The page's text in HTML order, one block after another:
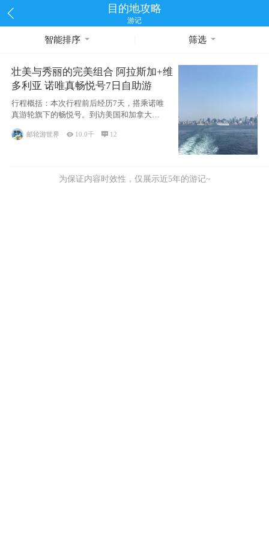
目的地攻略
游记
智能排序 筛选
壮美与秀丽的完美组合 阿拉斯加+维
多利亚 诺唯真畅悦号7日自助游
行程概括：本次行程前后经历7天，搭乘诺唯
真游轮旗下的畅悦号。到访美国和加拿大的4
个州/省：美国华盛顿州
邮轮游世界  10.0千  12
为保证内容时效性，仅展示近5年的游记~